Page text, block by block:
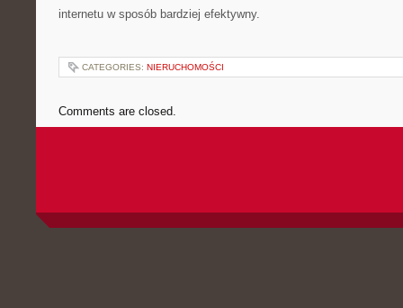
internetu w sposób bardziej efektywny.
CATEGORIES: NIERUCHOMOŚCI
Comments are closed.